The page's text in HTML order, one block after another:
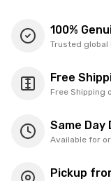
100%
Trusted
Free
Free Shipping
Same Day
Available for
Pickup